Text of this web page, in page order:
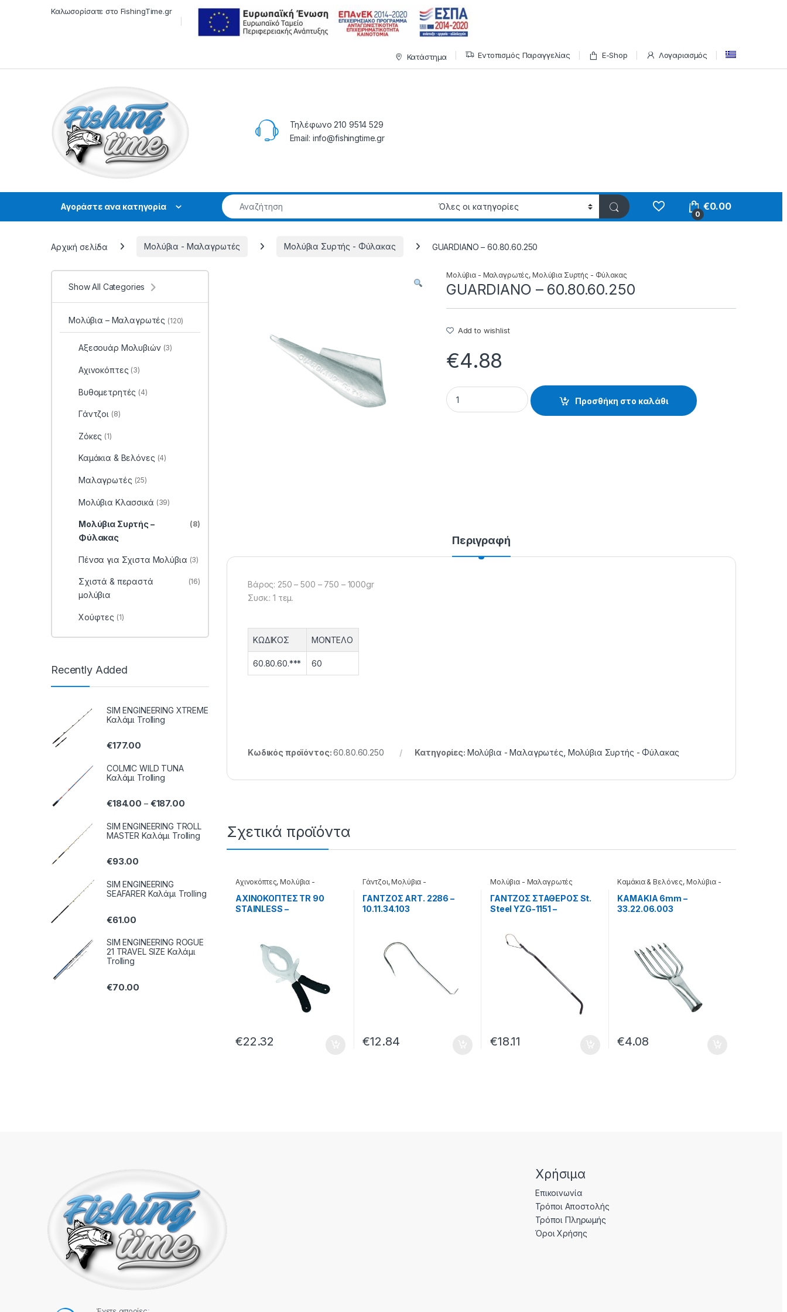
Καλωσορίσατε στο FishingTime.gr
Κατάστημα Εντοπισμός Παραγγελίας E-Shop Λογαριασμός
Τηλέφωνο 210 9514 529
Email: info@fishingtime.gr
Αγοράστε ανα κατηγορία
0
€0.00
Αρχική σελίδα Μολύβια - Μαλαγρωτές Μολύβια Συρτής - Φύλακας GUARDIANO – 60.80.60.250
Μολύβια - Μαλαγρωτές, Μολύβια Συρτής - Φύλακας
GUARDIANO – 60.80.60.250
Add to wishlist
€4.88
GUARDIANO - 60.80.60.250 quantity
Προσθήκη στο καλάθι
Περιγραφή
Βάρος: 250 – 500 – 750 – 1000gr
Συσκ.: 1 τεμ.
ΚΩΔΙΚΟΣ ΜΟΝΤΕΛΟ
60.80.60.*** 60
Κωδικός προϊόντος:60.80.60.250 Κατηγορίες: Μολύβια - Μαλαγρωτές Μολύβια Συρτής - Φύλακας
Σχετικά προϊόντα
Αχινοκόπτες,Μολύβια -
Μαλαγρωτές
ΑΧΙΝΟΚΟΠΤΕΣ TR 90
STAINLESS –
€22.32
Γάντζοι,Μολύβια -
Μαλαγρωτές
ΓΑΝΤΖΟΣ ART. 2286 –
10.11.34.103
€12.84
Μολύβια - Μαλαγρωτές
ΓΑΝΤΖΟΣ ΣΤΑΘΕΡΟΣ St.
Steel YZG-1151 –
€18.11
Καμάκια & Βελόνες, Μολύβια -
Μαλαγρωτές
ΚΑΜΑΚΙΑ 6mm –
33.22.06.003
€4.08
Show All Categories
Μολύβια – Μαλαγρωτές (120)
Αξεσουάρ Μολυβιών (3)
Αχινοκόπτες (3)
Βυθομετρητές (4)
Γάντζοι (8)
Ζόκες (1)
Καμάκια & Βελόνες (4)
Μαλαγρωτές (25)
Μολύβια Κλασσικά (39)
Μολύβια Συρτής –
Φύλακας
(8)
Πένσα για Σχιστα Μολύβια (3)
Σχιστά & περαστά
μολύβια
(16)
Χούφτες (1)
Recently Added
SIM ENGINEERING XTREME
Καλάμι Trolling
€177.00
COLMIC WILD TUNA
Καλάμι Trolling
€184.00 – €187.00
SIM ENGINEERING TROLL
MASTER Καλάμι Trolling
€93.00
SIM ENGINEERING
SEAFARER Καλάμι Trolling
€61.00
SIM ENGINEERING ROGUE
21 TRAVEL SIZE Καλάμι
Trolling
€70.00
Χρήσιμα
Επικοινωνία
Τρόποι Αποστολής
Τρόποι Πληρωμής
Όροι Χρήσης